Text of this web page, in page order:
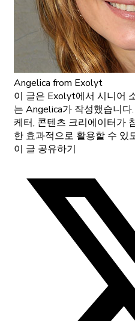
Angelica from Exolyt
이 글은 Exolyt에서 시니어
는 Angelica가 작성했습니
케터, 콘텐츠 크리에이터가
한 효과적으로 활용할 수 있
이 글 공유하기